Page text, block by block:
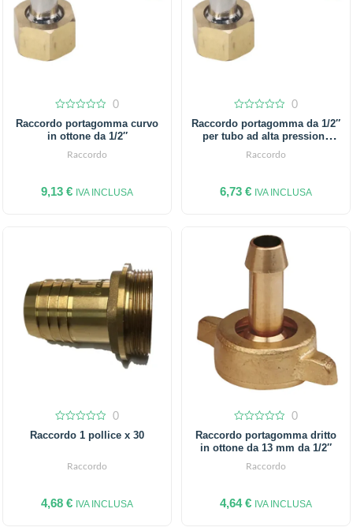
0
out
of
0
Raccordo portagomma curvo
in ottone da 1/2″
Raccordo
9,13 € IVA INCLUSA
out
of
0
Raccordo portagomma da 1/2″
per tubo ad alta pressione
diametro 10 mm
Raccordo
6,73 € IVA INCLUSA
out
0
Raccordo 1 pollice x 30
Raccordo
4,68 € IVA INCLUSA
0
out
of
0
Raccordo portagomma dritto
in ottone da 13 mm da 1/2″
Raccordo
4,64€ IVA INCLUSA